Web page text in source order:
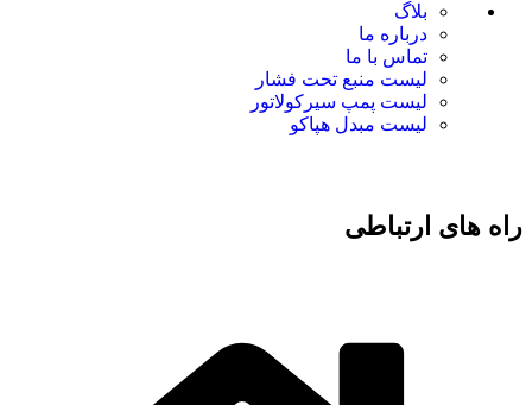
بلاگ
درباره ما
تماس با ما
لیست منبع تحت فشار
لیست پمپ سیرکولاتور
لیست مبدل هپاکو
راه های ارتباطی